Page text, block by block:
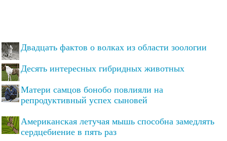
Двадцать фактов о волках из области зоологии
Десять интересных гибридных животных
Матери самцов бонобо повлияли на
репродуктивный успех сыновей
Американская летучая мышь способна замедлять
сердцебиение в пять раз